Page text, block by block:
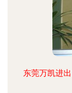
东莞万凯进